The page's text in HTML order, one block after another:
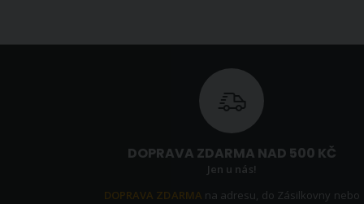
DOPRAVA ZDARMA NAD 500 KČ
Jen u nás!
DOPRAVA ZDARMA na adresu, do Zásilkovny nebo